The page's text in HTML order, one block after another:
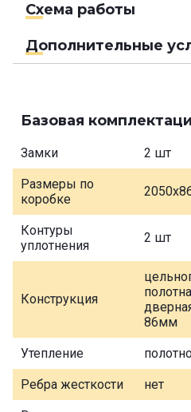
Схема работы
Дополнительные
Базовая
Замки 2 шт
Размеры по
коробке
Контуры
уплотнения
2 шт
Конструкция
86мм
Утепление
Ребра жесткости нет